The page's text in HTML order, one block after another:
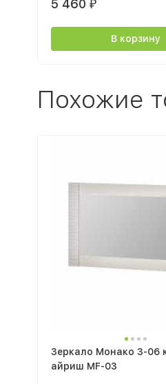
5 460 ₽
В корзину
Похожие
Зеркало Монако З-06
айриш MF-03